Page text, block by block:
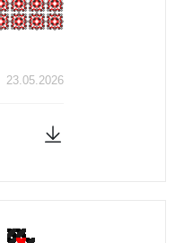
23.05.2026